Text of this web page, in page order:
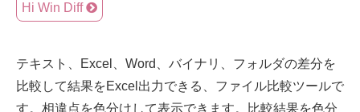
Hi Win Diff
テキスト、Excel、Word、バイナリ、フォルダの差分を
比較して結果をExcel出力できる、ファイル比較ツールで
す。相違点を色分けして表示できます。比較結果を色分